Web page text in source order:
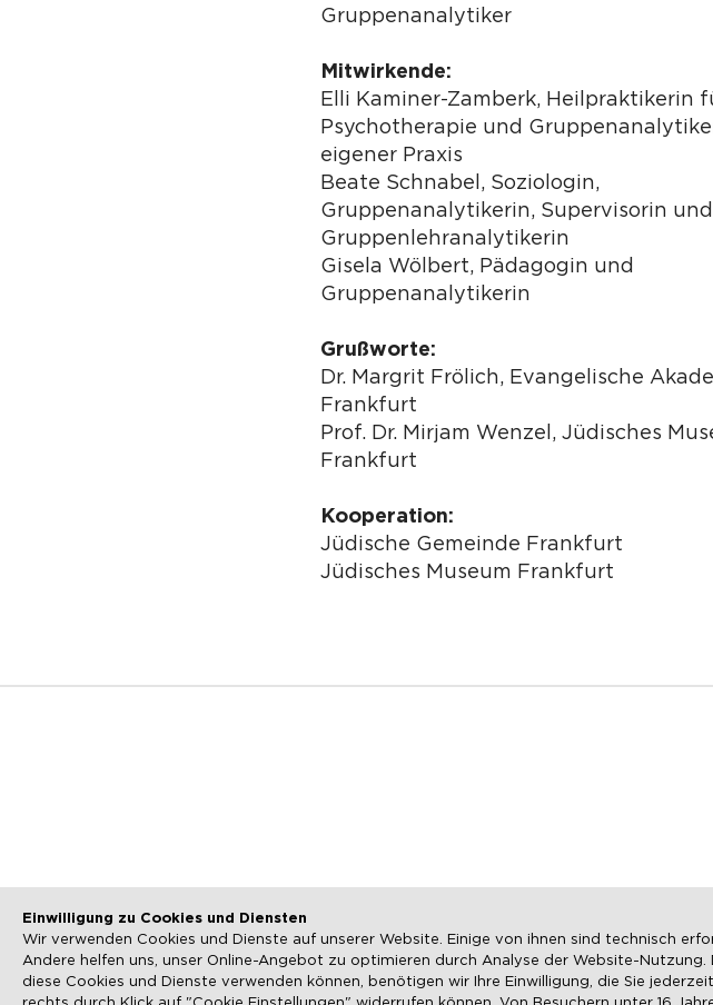
Gruppenanalytiker
Mitwirkende:
Elli Kaminer-Zamberk, Heilpraktikerin
Psychotherapie und
eigener Praxis
Beate Schnabel, Soziologin,
Gruppenanalytikerin, Supervisorin und
Gruppenlehranalytikerin
Gisela Wölbert, Pädagogin und
Gruppenanalytikerin
Grußworte:
Dr. Margrit Frölich, Evangelische
Frankfurt
Prof. Dr. Mirjam Wenzel, Jüdisches
Frankfurt
Kooperation:
Jüdische Gemeinde Frankfurt
Jüdisches Museum Frankfurt
SUCHE AGB
Einwilligung zu Cookies und Diensten
Wir verwenden Cookies und Dienste auf unserer Website. Einige von ihnen sind technisch
Andere helfen uns, unser Online-Angebot zu optimieren durch Analyse der Website-Nutzung.
diese Cookies und Dienste verwenden können, benötigen wir Ihre Einwilligung, die Sie